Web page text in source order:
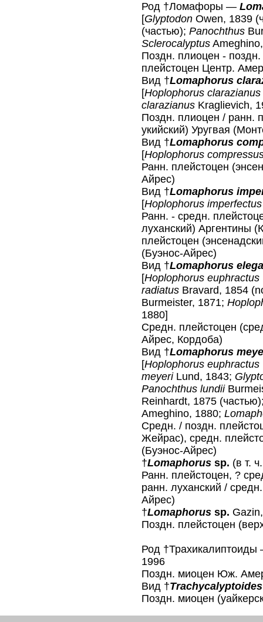
Род †Ломафоры —
[Glyptodon Owen, 1839
(частью); Panochthus
Sclerocalyptus
Поздн. плиоцен -
плейстоцен Центр.
Вид †Lomaphorus
[Hoplophorus clarazianus
clarazianus Kraglievich,
Поздн. плиоцен / ранн.
укийский) Уругвая
Вид †Lomaphorus
[Hoplophorus
Ранн. плейстоцен
Айрес)
Вид †Lomaphorus
[Hoplophorus imperfectus
Ранн. - средн.
луханский) Аргентины
плейстоцен
(Буэнос-Айрес)
Вид †Lomaphorus
[Hoplophorus euphractus
radiatus Bravard, 1854
Burmeister, 1871;
1880]
Средн. плейстоцен
Айрес, Кордоба)
Вид †Lomaphorus
[Hoplophorus euphractus
meyeriLund, 1843;
Panochthus lundii
Reinhardt, 1875
Ameghino, 1880;
Средн. / поздн.
Жейрас), средн.
(Буэнос-Айрес)
†Lomaphorus sp. (в т.
Ранн. плейстоцен, ?
ранн. луханский /
Айрес)
†Lomaphorus sp.
Поздн. плейстоцен
Род
1996
Поздн. миоцен Юж.
Вид †
Поздн. миоцен